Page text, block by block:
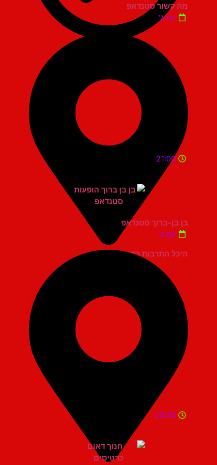
מה קשור סטנדאפ
יום ג'
היכל התרבות כפר סבא
21:00
בן בן-ברוך סטנדאפ
יום ג'
20:30